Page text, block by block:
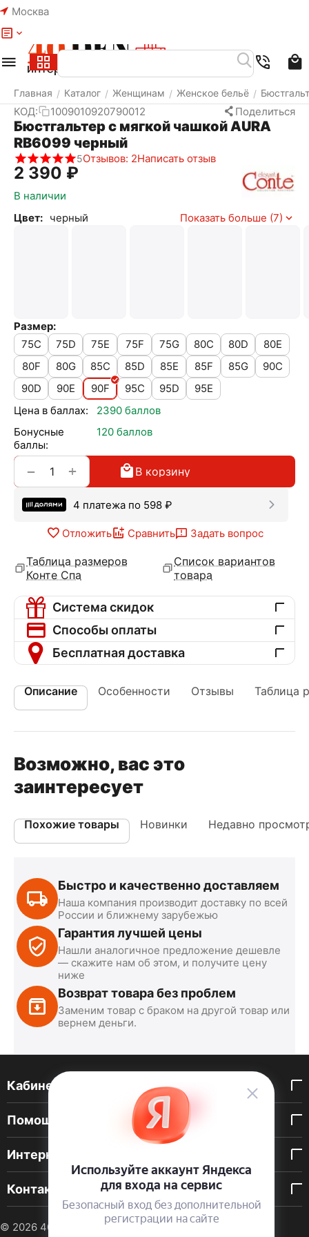
Москва
Главная / Каталог / Женщинам / Женское бельё /
КОД: 1009010920790012 Поделиться
Бюстгальтер с мягкой чашкой AURA
RB6099 черный
5Отзывов: 2Написать отзыв
2 390 ₽
В наличии
Цвет: черный Показать больше (7)
Размер:
75C
75D 75E 75F 75G 80C 80D
80E
80F
80G 85C 85D 85E 85F 85G
90C
90D
90E 90F 95C 95D
95E
Цена в баллах:
2390 баллов
Бонусные
баллы:
120 баллов
+
− В корзину
4 платежа по 598 ₽
Отложить Сравнить Задать вопрос
Таблица размеров
Конте Спа
Список вариантов
товара
Система скидок
Способы оплаты
Бесплатная доставка
Описание Особенности Отзывы Таблица
Возможно, вас это
заинтересует
Похожие товары Новинки Недавно
Быстро и качественно доставляем
Наша компания производит доставку по всей
России и ближнему зарубежью
Гарантия лучшей цены
Нашли аналогичное предложение дешевле
— скажите нам об этом, и получите цену
ниже
Возврат товара без проблем
Заменим товар с браком на другой товар или
вернем деньги.
Кабинет покупателя
Помощь покупателю
Интернет-магазин
Контакты
© 2026 40 DEN. Интернет-магазин
Меню